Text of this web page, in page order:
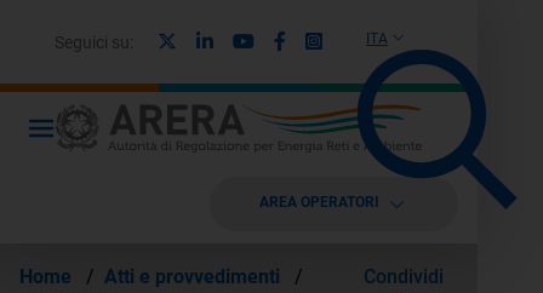
ITA
Seguici su: LinkedinYoutubeFacebook
Instagram
AREA OPERATORI
Home / Atti e provvedimenti
/
Condividi